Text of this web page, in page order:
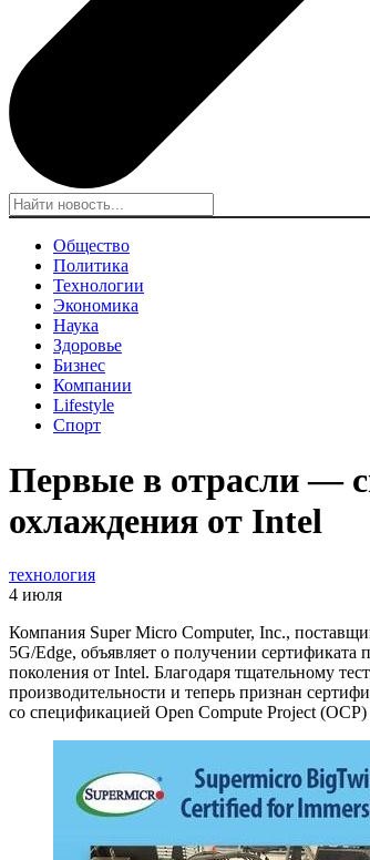
Общество
Политика
Технологии
Экономика
Наука
Здоровье
Бизнес
Компании
Lifestyle
Спорт
Первые в отрасли —
охлаждения от Intel
технология
4 июля
Компания Super Micro Computer, Inc.,
5G/Edge, объявляет о получении
поколения от Intel. Благодаря тщательному
производительности и теперь признан
со спецификацией Open Compute Project